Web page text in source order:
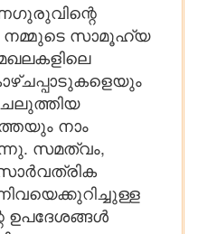
നമ്മുടെ സാമൂഹ്യ
നാം
സമത്വം,
ഉപദേശങ്ങൾ